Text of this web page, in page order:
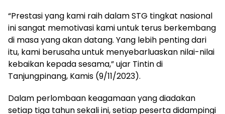
“Prestasi yang kami raih dalam STG tingkat nasional
ini sangat memotivasi kami untuk terus berkembang
di masa yang akan datang. Yang lebih penting dari
itu, kami berusaha untuk menyebarluaskan nilai-nilai
kebaikan kepada sesama,” ujar Tintin di
Tanjungpinang, Kamis (9/11/2023).
Dalam perlombaan keagamaan yang diadakan
setiap tiga tahun sekali ini, setiap peserta didampingi